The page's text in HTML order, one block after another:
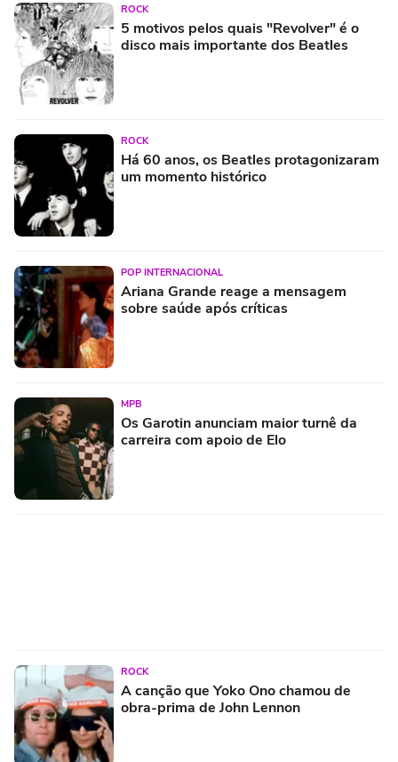
ROCK
5 motivos pelos quais "Revolver" é o
disco mais importante dos Beatles
ROCK
Há 60 anos, os Beatles protagonizaram
um momento histórico
POP INTERNACIONAL
Ariana Grande reage a mensagem
sobre saúde após críticas
MPB
Os Garotin anunciam maior turnê da
carreira com apoio de Elo
ROCK
A canção que Yoko Ono chamou de
obra-prima de John Lennon